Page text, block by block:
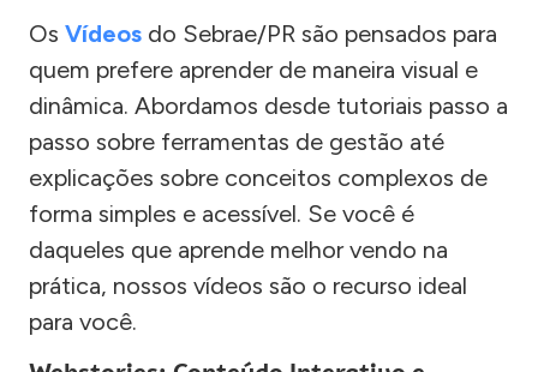
Os Vídeos do Sebrae/PR são pensados para
quem prefere aprender de maneira visual e
dinâmica. Abordamos desde tutoriais passo a
passo sobre ferramentas de gestão até
explicações sobre conceitos complexos de
forma simples e acessível. Se você é
daqueles que aprende melhor vendo na
prática, nossos vídeos são o recurso ideal
para você.